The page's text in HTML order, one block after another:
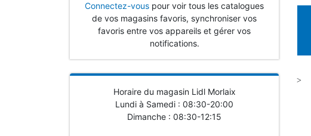
Connectez-vous pour voir tous les catalogues
de vos magasins favoris, synchroniser vos
favoris entre vos appareils et gérer vos
notifications.
Horaire du magasin Lidl Morlaix
Lundi à Samedi : 08:30-20:00
Dimanche : 08:30-12:15
>